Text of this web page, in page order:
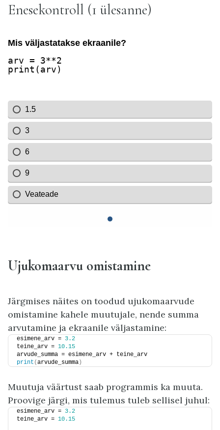
Enesekontroll (1 ülesanne)
Ujukomaarvu omistamine
Järgmises näites on toodud ujukomaarvude
omistamine kahele muutujale, nende summa
arvutamine ja ekraanile väljastamine:
esimene_arv = 3.2
teine_arv = 10.15
arvude_summa = esimene_arv + teine_arv
print (arvude_summa)
Muutuja väärtust saab programmis ka muuta.
Proovige järgi, mis tulemus tuleb sellisel juhul:
esimene_arv = 3.2
teine_arv = 10.15